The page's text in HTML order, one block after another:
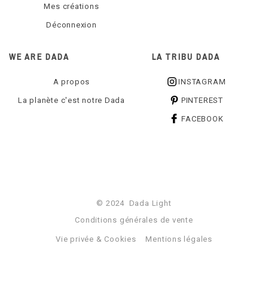
Mes créations
Déconnexion
WE ARE DADA
A propos
La planète c'est notre Dada
LA TRIBU DADA
INSTAGRAM
PINTEREST
FACEBOOK
© 2024 Dada Light
Conditions générales de vente
Vie privée & Cookies Mentions légales